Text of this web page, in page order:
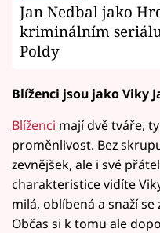
Jan Nedbal jako
kriminálním
Poldy
Blíženci jsou jako Viky
Blíženci mají dvě tváře,
proměnlivost. Bez
zevnějšek, ale i své
charakteristice vidíte
milá, oblíbená a snaží
Občas si k tomu ale